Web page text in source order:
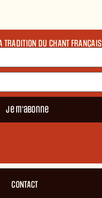
TRADITION DU CHANT FRANÇAIS
Je m'abonne
CONTACT